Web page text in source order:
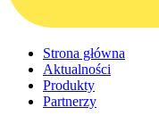
Strona główna
Aktualności
Produkty
Partnerzy